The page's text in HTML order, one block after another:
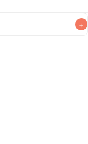
+
お早めにお召